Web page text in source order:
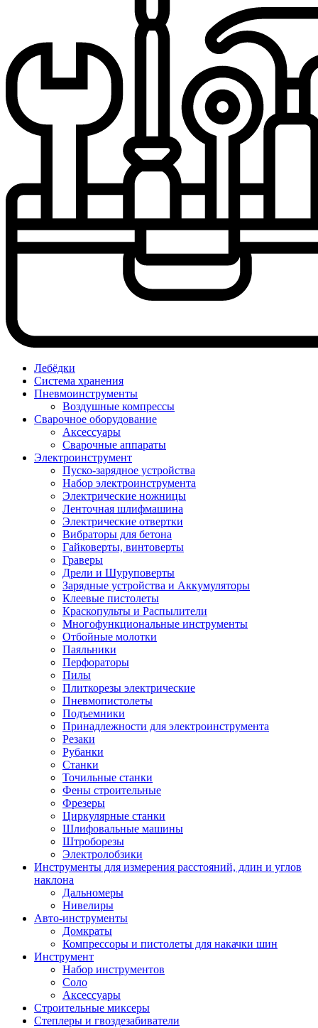
Лебёдки
Система хранения
Пневмоинструменты
Воздушные компрессы
Сварочное оборудование
Аксессуары
Сварочные аппараты
Электроинструмент
Пуско-зарядное устройства
Набор электроинструмента
Электрические ножницы
Ленточная шлифмашина
Электрические отвертки
Вибраторы для бетона
Гайковерты, винтоверты
Граверы
Дрели и Шуруповерты
Зарядные устройства и Аккумуляторы
Клеевые пистолеты
Краскопульты и Распылители
Многофункциональные инструменты
Отбойные молотки
Паяльники
Перфораторы
Пилы
Плиткорезы электрические
Пневмопистолеты
Подъемники
Принадлежности для электроинструмента
Резаки
Рубанки
Станки
Точильные станки
Фены строительные
Фрезеры
Циркулярные станки
Шлифовальные машины
Штроборезы
Электролобзики
Инструменты для измерения расстояний, длин и углов
наклона
Дальномеры
Нивелиры
Авто-инструменты
Домкраты
Компрессоры и пистолеты для накачки шин
Инструмент
Набор инструментов
Соло
Аксессуары
Строительные миксеры
Степлеры и гвоздезабиватели